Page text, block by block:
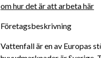
om hur det är att arbeta här
Företagsbeskrivning
Vattenfall är en av Europas